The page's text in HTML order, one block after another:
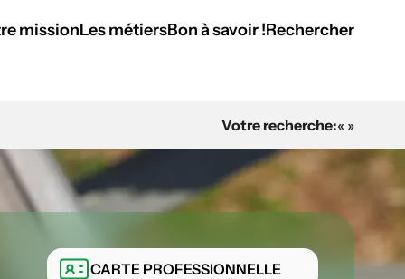
missionLes métiersBon à savoir !Rechercher
Votre recherche:« »
CARTE PROFESSIONNELLE